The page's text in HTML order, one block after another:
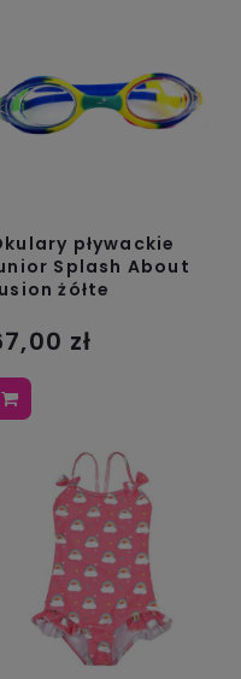
pływackie
Splash About
żółte
zł